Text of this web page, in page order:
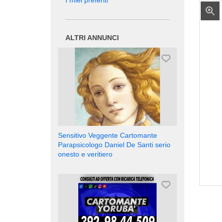
ALTRI ANNUNCI
Sensitivo Veggente Cartomante
Parapsicologo Daniel De Santi serio
onesto e veritiero